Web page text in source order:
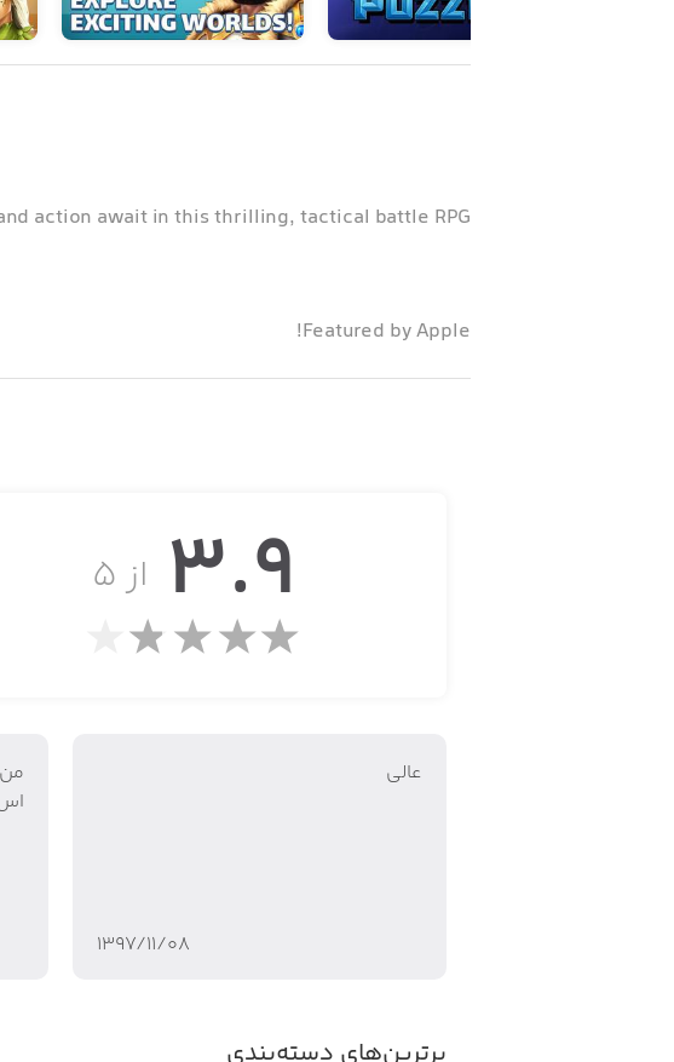
action await in this thrilling, tactical battle RPG!
Featured by Apple!
"A challenging game of strategy and puzzles"
and building a mighty stronghold - topped
از ۵ 3.9
عالی
۱۳۹۷/۱۱/۰۸
برترین‌های دسته‌بندی